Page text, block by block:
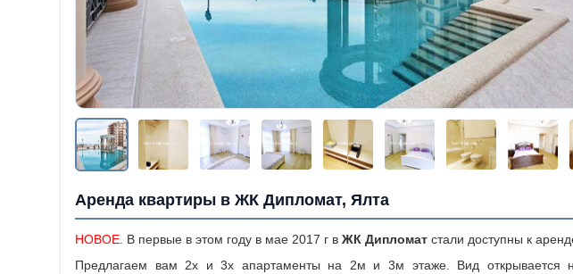
Аренда квартиры в ЖК Дипломат, Ялта
НОВОЕ . В первые в этом году в мае 2017 г в ЖК Дипломат стали доступны к
Предлагаем вам 2х и 3х апартаменты на 2м и 3м этаже. Вид